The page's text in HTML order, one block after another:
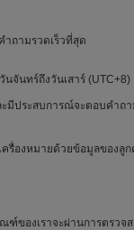
ถามรวดเร็วที่สุด
นจันทร์ถึงวันเสาร์ (UTC+8)
มีประสบการณ์จะตอบคำถ
รื่องหมายด้วยข้อมูลของลู
ฑ์ของเราจะผ่านการตรวจ